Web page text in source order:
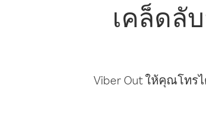
เคล็ดลั
Viber Out ให้คุณโทร